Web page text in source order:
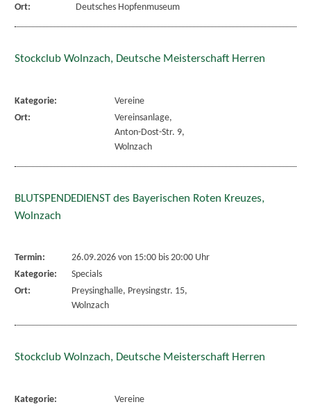
Ort:
Deutsches Hopfenmuseum
Stockclub Wolnzach, Deutsche Meisterschaft Herren
Kategorie:
Vereine
Ort:
Vereinsanlage,
Anton-Dost-Str. 9,
Wolnzach
BLUTSPENDEDIENST des Bayerischen Roten Kreuzes,
Wolnzach
Termin: 26.09.2026 von 15:00bis 20:00 Uhr
Kategorie:
Specials
Ort:
Preysinghalle, Preysingstr. 15,
Wolnzach
Stockclub Wolnzach, Deutsche Meisterschaft Herren
Kategorie: Vereine